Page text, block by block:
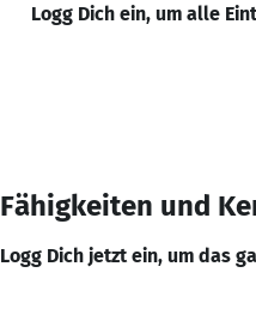
Logg Dich ein, um alle
Fähigkeiten und
Logg Dich jetzt ein, um das